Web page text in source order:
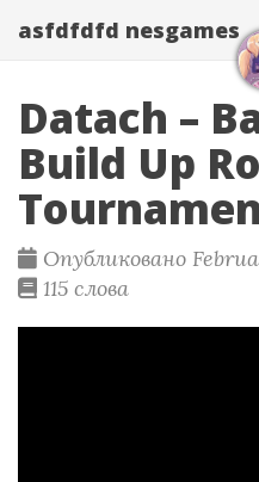
asfdfdfd nesgames
Datach –
Build Up
Опубликовано
115 слова